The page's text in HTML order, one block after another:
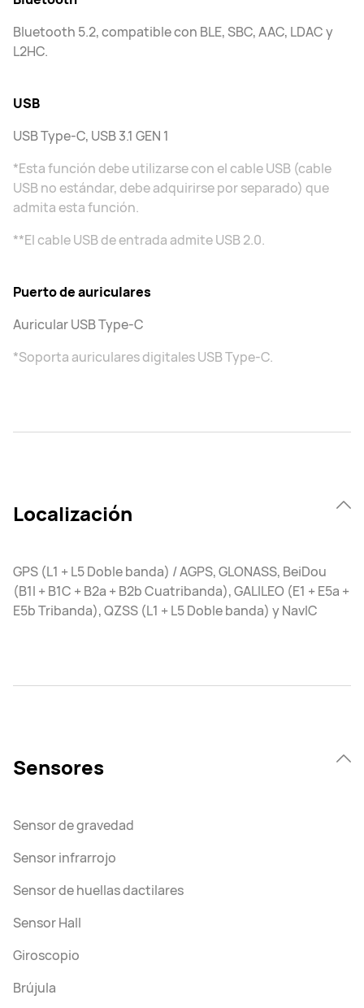
Bluetooth 5.2, compatible con BLE, SBC, AAC, LDAC y
L2HC.
​​​​​​​USB
USB Type-C, USB 3.1 GEN 1
*Esta función debe utilizarse con el cable USB (cable
USB no estándar, debe adquirirse por separado) que
admita esta función.
**El cable USB de entrada admite USB 2.0.
Puerto de auriculares
Auricular USB Type-C
*Soporta auriculares digitales USB Type-C.
Localización
GPS (L1 + L5 Doble banda) / AGPS, GLONASS, BeiDou
(B1I + B1C + B2a + B2b Cuatribanda), GALILEO (E1 + E5a +
E5b Tribanda), QZSS (L1 + L5 Doble banda) y NavIC
Sensores
Sensor de gravedad
Sensor infrarrojo
Sensor de huellas dactilares
Sensor Hall
Giroscopio
Brújula